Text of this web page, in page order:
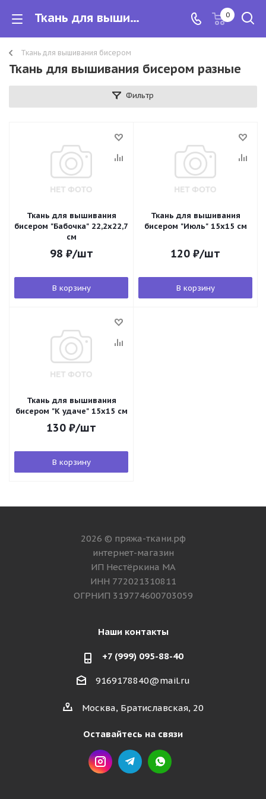
Ткань для вышивания бисером разные 0
Ткань для вышивания бисером
Ткань для вышивания бисером разные
Фильтр
Ткань для вышивания
бисером "Бабочка" 22,2х22,7
см
98 ₽/шт
В корзину
Ткань для вышивания
бисером "Июль" 15х15 см
120 ₽/шт
В корзину
Ткань для вышивания
бисером "К удаче" 15х15 см
130 ₽/шт
В корзину
2026 © пряжа-ткани.рф
интернет-магазин
ИП Нестёркина МА
ИНН 772021310811
ОГРНИП 319774600703059
Наши контакты
+7 (999) 095-88-40
9169178840@mail.ru
Москва, Братиславская, 20
Оставайтесь на связи